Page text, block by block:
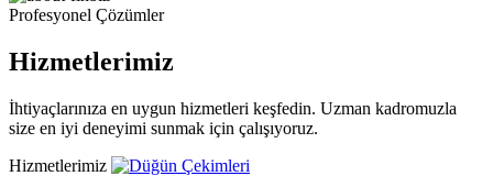
Profesyonel Çözümler
Hizmetlerimiz
İhtiyaçlarınıza en uygun hizmetleri keşfedin. Uzman kadromuzla
size en iyi deneyimi sunmak için çalışıyoruz.
Hizmetlerimiz